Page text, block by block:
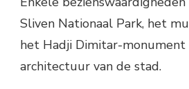
Sliven Nationaal Park, het
het Hadji Dimitar-monument
architectuur van de stad.